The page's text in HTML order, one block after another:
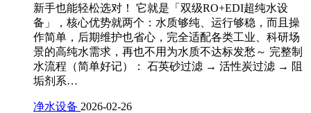
新手也能轻松选对！ 它就是「双级RO+EDI超纯水设
备」，核心优势就两个：水质够纯、运行够稳，而且操
作简单，后期维护也省心，完全适配各类工业、科研场
景的高纯水需求，再也不用为水质不达标发愁～ 完整制
水流程（简单好记）： 石英砂过滤 → 活性炭过滤 → 阻
垢剂系…
净水设备 2026-02-26